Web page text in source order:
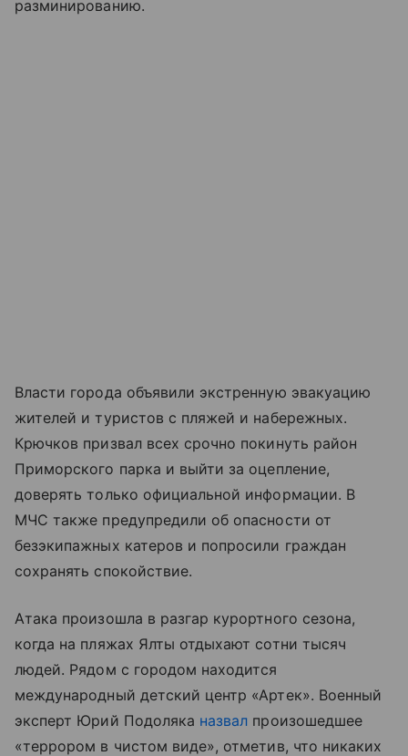
разминированию.
Власти города объявили экстренную эвакуацию
жителей и туристов с пляжей и набережных.
Крючков призвал всех срочно покинуть район
Приморского парка и выйти за оцепление,
доверять только официальной информации. В
МЧС также предупредили об опасности от
безэкипажных катеров и попросили граждан
сохранять спокойствие.
Атака произошла в разгар курортного сезона,
когда на пляжах Ялты отдыхают сотни тысяч
людей. Рядом с городом находится
международный детский центр «Артек». Военный
эксперт Юрий Подоляка назвал произошедшее
«террором в чистом виде», отметив, что никаких